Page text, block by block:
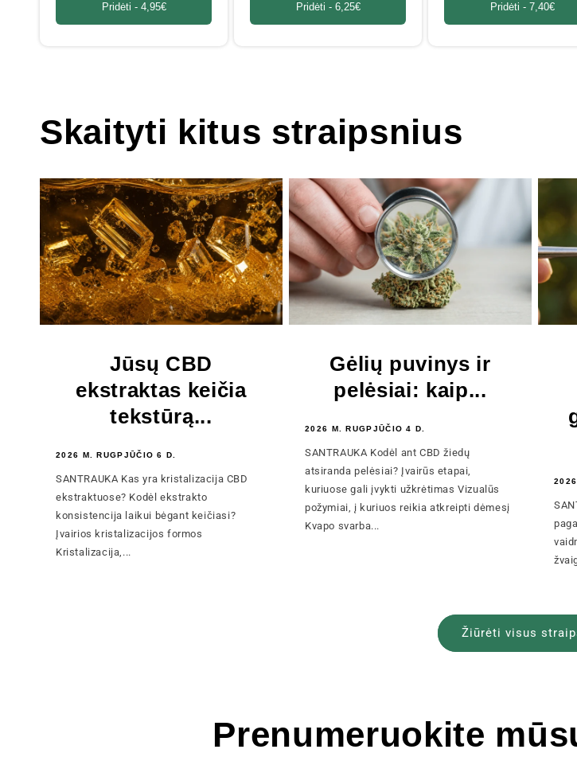
Pridėti - 4,95€ Pridėti - 6,25€ Pridėti - 7,40€
Skaityti kitus straipsnius
Jūsų CBD
ekstraktas keičia
tekstūrą...
2026 M. RUGPJŪČIO 6 D.
SANTRAUKA Kas yra kristalizacija CBD
ekstraktuose? Kodėl ekstrakto
konsistencija laikui bėgant keičiasi?
Įvairios kristalizacijos formos
Kristalizacija,...
Gėlių puvinys ir
pelėsiai: kaip...
2026 M. RUGPJŪČIO 4 D.
SANTRAUKA Kodėl ant CBD žiedų
atsiranda pelėsiai? Įvairūs etapai,
kuriuose gali įvykti užkrėtimas Vizualūs
požymiai, į kuriuos reikia atkreipti dėmesį
Kvapo svarba...
Žiūrėti visus
Prenumeruokite